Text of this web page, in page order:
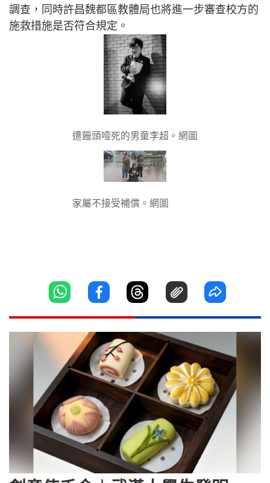
調查，同時許昌魏都區教體局也將進一步審查校方的
施救措施是否符合規定。
遭饅頭噎死的男童李超。網圖
家屬不接受補償。網圖